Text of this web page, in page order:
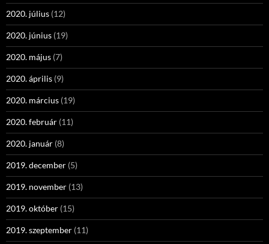
2020. július (12)
2020. június (19)
2020. május (7)
2020. április (9)
2020. március (19)
2020. február (11)
2020. január (8)
2019. december (5)
2019. november (13)
2019. október (15)
2019. szeptember (11)